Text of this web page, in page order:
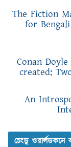
The Fiction
for
Conan
created:
An
চেংডু ওয়ার্লডকনে